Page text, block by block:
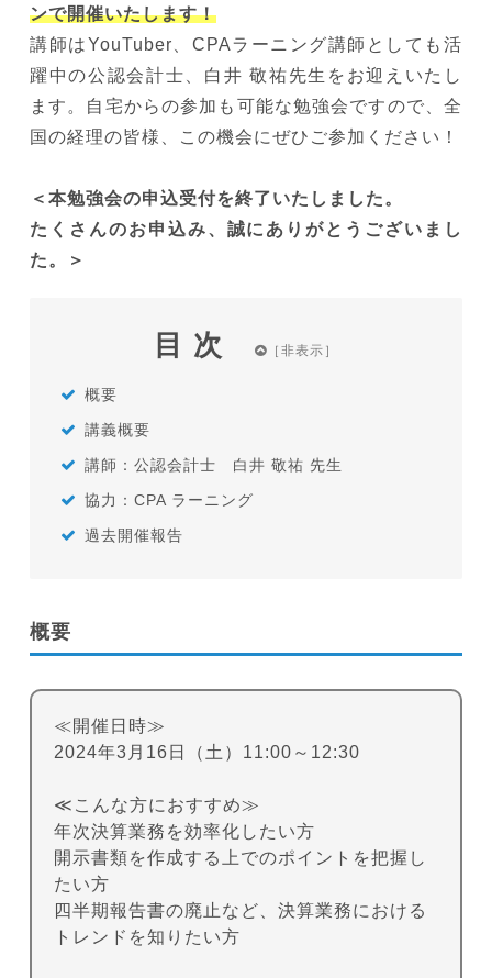
ンで開催いたします！
講師はYouTuber、CPAラーニング講師としても活
躍中の公認会計士、白井 敬祐先生をお迎えいたし
ます。自宅からの参加も可能な勉強会ですので、全
国の経理の皆様、この機会にぜひご参加ください！
＜本勉強会の申込受付を終了いたしました。
たくさんのお申込み、誠にありがとうございまし
た。＞
目次
概要
講義概要
講師：公認会計士 白井 敬祐 先生
協力：CPA ラーニング
過去開催報告
概要
≪開催日時≫
2024年3月16日（土）11:00～12:30
≪こんな方におすすめ≫
年次決算業務を効率化したい方
開示書類を作成する上でのポイントを把握し
たい方
四半期報告書の廃止など、決算業務における
トレンドを知りたい方